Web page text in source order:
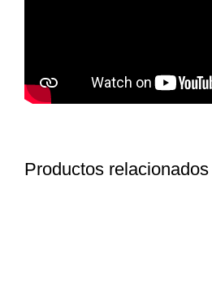
Productos relacionados